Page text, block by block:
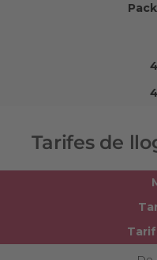
4
4
Tarifes de